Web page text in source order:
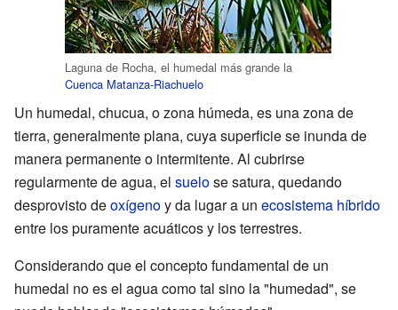
Laguna de Rocha, el humedal más grande la
Cuenca Matanza-Riachuelo
Un humedal, chucua, o zona húmeda, es una zona de
tierra, generalmente plana, cuya superficie se inunda de
manera permanente o intermitente. Al cubrirse
regularmente de agua, el suelose satura, quedando
desprovisto deoxígenoy da lugar a un ecosistema híbrido
entre los puramente acuáticos y los terrestres.
Considerando que el concepto fundamental de un
humedal no es el agua como tal sino la "humedad", se